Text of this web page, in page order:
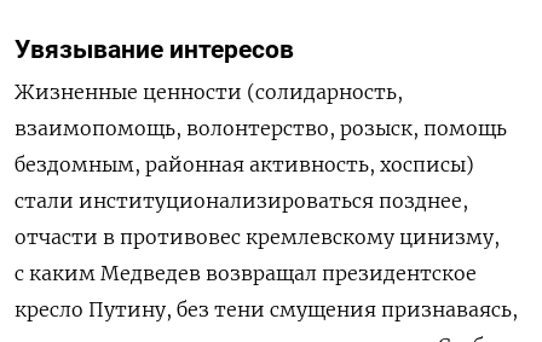
Увязывание интересов
Жизненные ценности (солидарность,
взаимопомощь, волонтерство, розыск, помощь
бездомным, районная активность, хосписы)
стали институционализироваться позднее,
отчасти в противовес кремлевскому цинизму,
с каким Медведев возвращал президентское
кресло Путину, без тени смущения признаваясь,